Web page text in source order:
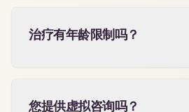
治疗有年龄限制吗？
您提供虚拟咨询吗？